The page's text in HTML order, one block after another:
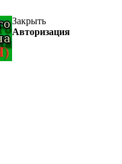
Закрыть
Авторизация